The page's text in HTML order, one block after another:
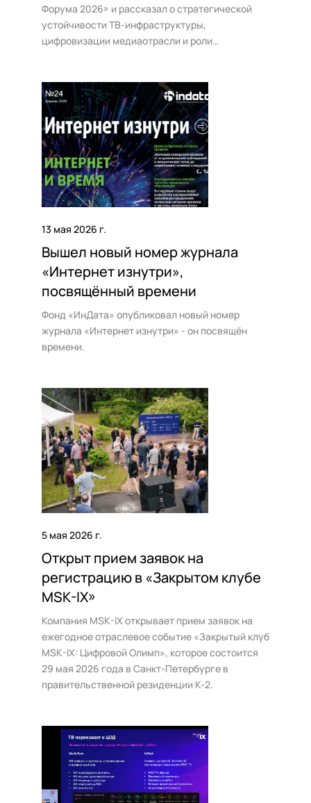
Форума 2026» и рассказал о стратегической
устойчивости ТВ-инфраструктуры,
цифровизации медиаотрасли и роли
13 мая 2026 г.
Вышел новый номер журнала
«Интернет изнутри»,
посвящённый времени
Фонд «ИнДата» опубликовал новый номер
журнала «Интернет изнутри» - он посвящён
времени.
5 мая 2026 г.
Открыт прием заявок на
регистрацию в «Закрытом клубе
MSK-IX»
Компания MSK-IX открывает прием заявок на
ежегодное отраслевое событие «Закрытый клуб
MSK-IX: Цифровой Олимп», которое состоится
29 мая 2026 года в Санкт-Петербурге в
правительственной резиденции К-2.